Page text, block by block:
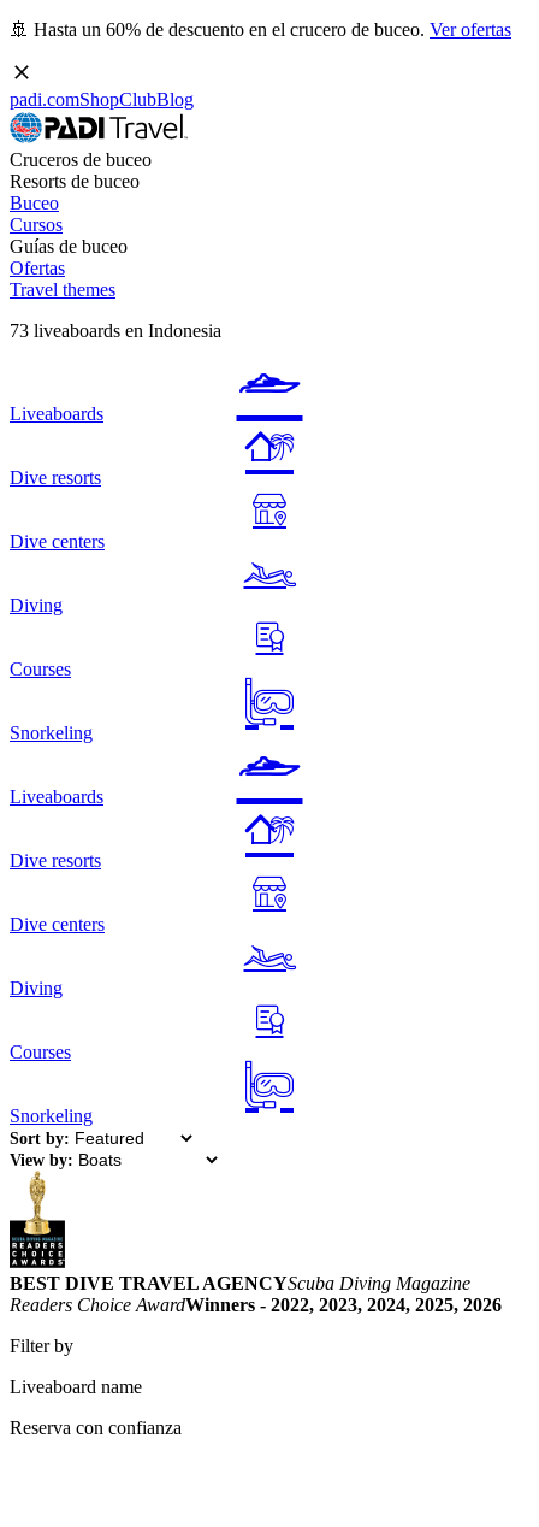
🚢 Hasta un 60% de descuento en el crucero de buceo. Ver ofertas
padi.comShopClubBlog
Cruceros de buceo
Resorts de buceo
Buceo
Cursos
Guías de buceo
Ofertas
Travel themes
73 liveaboards en Indonesia
Liveaboards
Dive resorts
Dive centers
Diving
Courses
Snorkeling
Liveaboards
Dive resorts
Dive centers
Diving
Courses
Snorkeling
Sort by:
View by:
BEST DIVE TRAVEL AGENCYScuba Diving Magazine
Readers Choice AwardWinners - 2022, 2023, 2024, 2025, 2026
Filter by
Liveaboard name
Reserva con confianza